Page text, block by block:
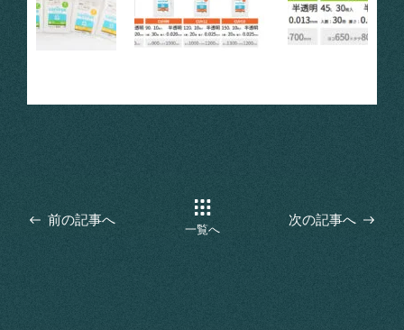
前の記事へ
一覧へ
次の記事へ